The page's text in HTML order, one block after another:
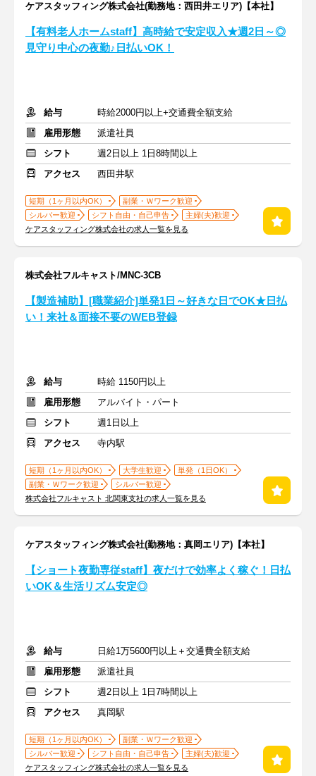
ケアスタッフィング株式会社(勤務地：西田井エリア)【本社】
【有料老人ホームstaff】高時給で安定収入★週2日～◎
見守り中心の夜勤♪日払いOK！
給与
時給2000円以上+交通費全額支給
雇用形態
派遣社員
シフト
週2日以上 1日8時間以上
アクセス
西田井駅
短期（1ヶ月以内OK）
副業・Ｗワーク歓迎
シルバー歓迎
シフト自由・自己申告
主婦(夫)歓迎
ケアスタッフィング株式会社の求人一覧を見る
株式会社フルキャスト/MNC-3CB
【製造補助】[職業紹介]単発1日～好きな日でOK★日払
い！来社＆面接不要のWEB登録
給与
時給 1150円以上
雇用形態
アルバイト・パート
シフト
週1日以上
アクセス
寺内駅
短期（1ヶ月以内OK） 大学生歓迎
単発（1日OK）
副業・Ｗワーク歓迎
シルバー歓迎
株式会社フルキャスト 北関東支社の求人一覧を見る
ケアスタッフィング株式会社(勤務地：真岡エリア)【本社】
【ショート夜勤専従staff】夜だけで効率よく稼ぐ！日払
いOK＆生活リズム安定◎
給与
日給1万5600円以上＋交通費全額支給
雇用形態
派遣社員
シフト
週2日以上 1日7時間以上
アクセス
真岡駅
短期（1ヶ月以内OK）
副業・Ｗワーク歓迎
シルバー歓迎
シフト自由・自己申告
主婦(夫)歓迎
ケアスタッフィング株式会社の求人一覧を見る